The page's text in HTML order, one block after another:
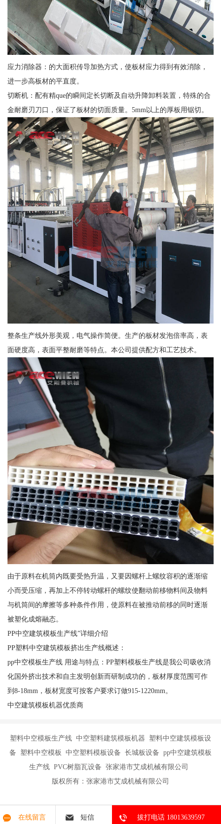
应力消除器：的大面积传导加热方式，使板材应力得到有效消除，
进一步高板材的平直度。
切断机：配有精que的瞬间定长切断及自动升降卸料装置，特殊的合
金耐磨刃刀口，保证了板材的切面质量。5mm以上的厚板用锯切。
整条生产线外形美观，电气操作简便。生产的板材发泡倍率高，表
面硬度高，表面平整耐磨等特点。本公司提供配方和工艺技术。
由于原料在机筒内既要受热升温，又要因螺杆上螺纹容积的逐渐缩
小而受压缩，再加上不停转动螺杆的螺纹使翻动前移物料间及物料
与机筒间的摩擦等多种条件作用，使原料在被推动前移的同时逐渐
被塑化成熔融态。
PP中空建筑模板生产线”详细介绍
PP塑料中空建筑模板挤出生产线概述：
pp中空模板生产线 用途与特点：PP塑料模板生产线是我公司吸收消
化国外挤出技术和自主发明创新而研制成功的，板材厚度范围可作
到8-18mm，板材宽度可按客户要求订做915-1220mm。
中空建筑模板机器优质商
塑料中空模板生产线 中空塑料建筑模板机器 塑料中空建筑模板设
备 塑料中空模板 中空塑料模板设备 长城板设备 pp中空建筑模板
生产线 PVC树脂瓦设备 张家港市艾成机械有限公司
版权所有：张家港市艾成机械有限公司
在线留言 短信 拔打电话 18013639597